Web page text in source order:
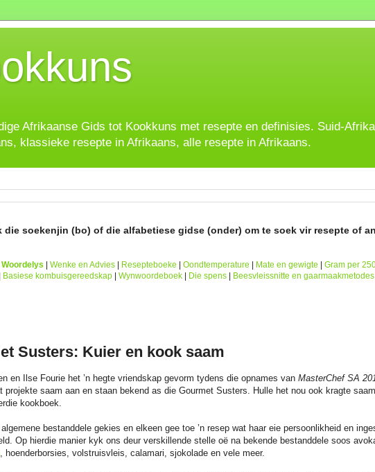
Afrikaanse Gids tot Kookkuns met resepte en definisies. Suid-
klassieke resepte in Afrikaans, alle resepte in Afrikaans.
die soekenjin (bo) of die alfabetiese gidse (onder) om te soek vir resepte of
Wenke en Advies Resepteboeke Oondtemperature Mate en gewigte Gram per
Basiese kombuisgereedskap Wynwoordeboek Die spens Beesvleissnitte en gaarmaakmetodes
Susters: Kuier en kook saam
en Ilse Fourie het ’n hegte vriendskap gevorm tydens die opnames van MasterChef SA
projekte saam aan en staan bekend as die Gourmet Susters. Hulle het nou ook kragte
kookboek.
bestanddele gekies en elkeen gee toe ’n resep wat haar eie persoonlikheid en
Op hierdie manier kyk ons deur verskillende stelle oë na bekende bestanddele soos
, hoenderborsies, volstruisvleis, calamari, sjokolade en vele meer.